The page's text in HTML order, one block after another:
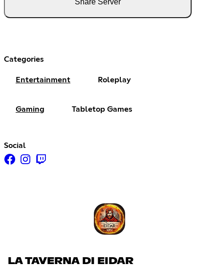
Categories
Entertainment Roleplay
Gaming Tabletop Games
Social
LA TAVERNA DI EIDAR